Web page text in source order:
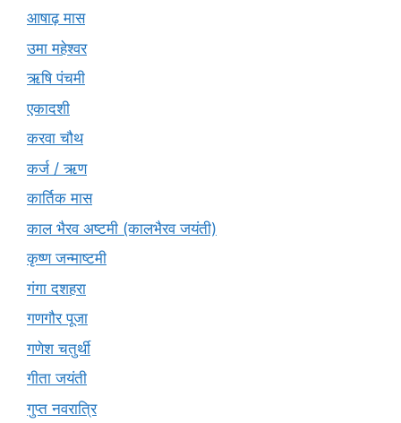
आषाढ़ मास
उमा महेश्वर
ऋषि पंचमी
एकादशी
करवा चौथ
कर्ज / ऋण
कार्तिक मास
काल भैरव अष्टमी (कालभैरव जयंती)
कृष्ण जन्माष्टमी
गंगा दशहरा
गणगौर पूजा
गणेश चतुर्थी
गीता जयंती
गुप्त नवरात्रि